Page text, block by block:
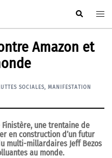
Rechercher
Amazon et
SOCIALES, MANIFESTATION
une trentaine de
en construction d’un futur
multi-millardaires Jeff Bezos
au monde.